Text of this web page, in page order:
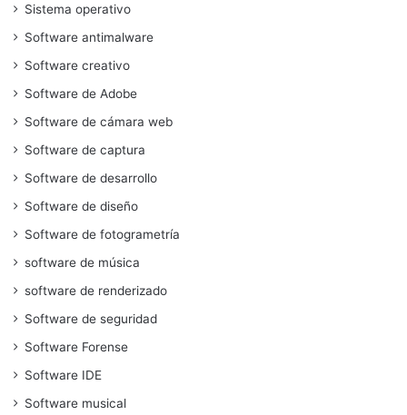
Sistema operativo
Software antimalware
Software creativo
Software de Adobe
Software de cámara web
Software de captura
Software de desarrollo
Software de diseño
Software de fotogrametría
software de música
software de renderizado
Software de seguridad
Software Forense
Software IDE
Software musical